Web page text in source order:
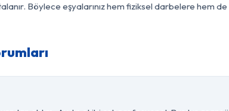
Böylece eşyalarınız hem fiziksel darbelere hem de